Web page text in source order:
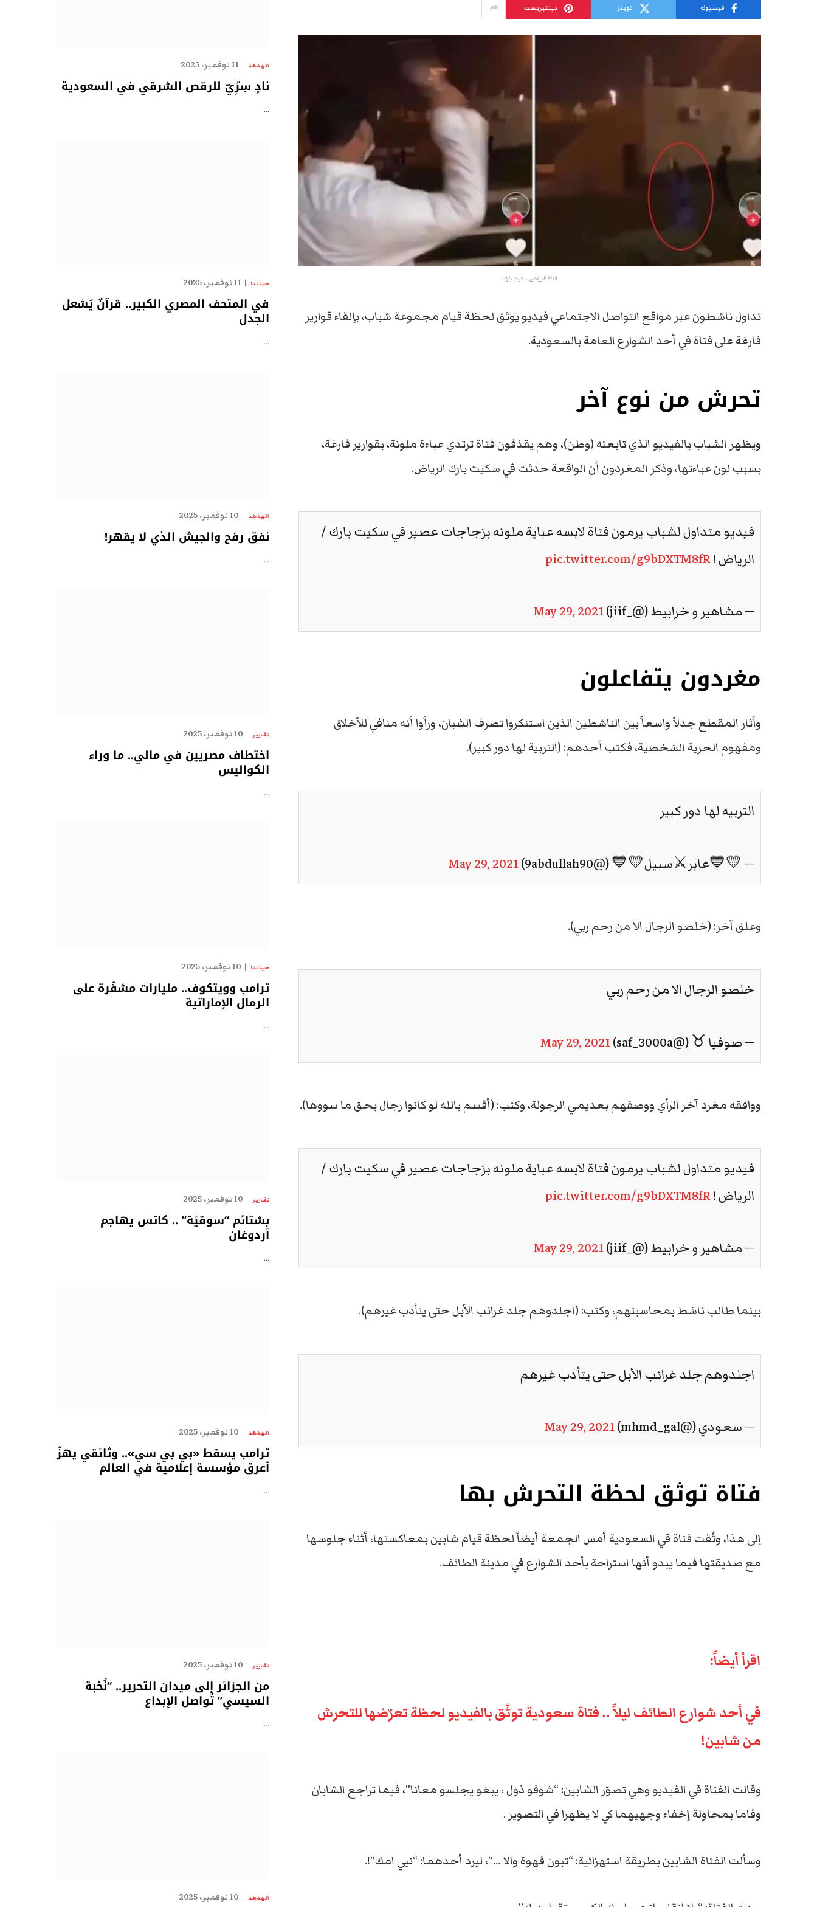
فيسبوك تويتر بينتيريست
فتاة الرياض سكيت بارك
تداول ناشطون عبر مواقع التواصل الاجتماعي فيديو يوثق لحظة قيام مجموعة شباب، بإلقاء قوارير
فارغة على فتاة في أحد الشوارع العامة بالسعودية.
تحرش من نوع آخر
ويظهر الشباب بالفيديو الذي تابعته (وطن)، وهم يقذفون فتاة ترتدي عباءة ملونة، بقوارير فارغة،
بسبب لون عباءتها، وذكر المغردون أن الواقعة حدثت في سكيت بارك الرياض.
فيديو متداول لشباب يرمون فتاة لابسه عباية ملونه بزجاجات عصير في سكيت بارك /
الرياض !pic.twitter.com/g9bDXTM8fR
— مشاهير و خرابيط (@_jiif) May 29, 2021
مغردون يتفاعلون
وأثار المقطع جدلاً واسعاً بين الناشطين الذين استنكروا تصرف الشبان، ورأوا أنه منافي للأخلاق
ومفهوم الحرية الشخصية، فكتب أحدهم: (التربية لها دور كبير).
التربيه لها دور كبير
— 💛💙عابر⚔️سبيل💛💙 (@9abdullah90) May 29, 2021
وعلق آخر: (خلصو الرجال الا من رحم ربي).
خلصو الرجال الا من رحم ربي
— صوفيا ♉︎ (@saf_3000a) May 29, 2021
ووافقه مغرد آخر الرأي ووصفهم بعديمي الرجولة، وكتب: (أقسم بالله لو كانوا رجال بحق ما سووها).
فيديو متداول لشباب يرمون فتاة لابسه عباية ملونه بزجاجات عصير في سكيت بارك /
الرياض !pic.twitter.com/g9bDXTM8fR
— مشاهير و خرابيط (@_jiif) May 29, 2021
بينما طالب ناشط بمحاسبتهم، وكتب: (اجلدوهم جلد غرائب الأبل حتى يتأدب غيرهم).
اجلدوهم جلد غرائب الأبل حتى يتأدب غيرهم
— سعودي (@mhmd_gal) May 29, 2021
فتاة توثق لحظة التحرش بها
إلى هذا، وثّقت فتاة في السعودية أمس الجمعة أيضاً لحظة قيام شابين بمعاكستها، أثناء جلوسها
مع صديقتها فيما يبدو أنها استراحة بأحد الشوارع في مدينة الطائف.
اقرأ أيضاً:
في أحد شوارع الطائف ليلاً .. فتاة سعودية توثّق بالفيديو لحظة تعرّضها للتحرش
من شابين!
وقالت الفتاة في الفيديو وهي تصوّر الشابين: “شوفو ذول ، يبغو يجلسو معانا”، فيما تراجع الشابان
وقاما بمحاولة إخفاء وجهيهما كي لا يظهرا في التصوير .
وسألت الفتاة الشابين بطريقة استهزائية: “تبون قهوة والا …”، ليرد أحدهما: “نبي امك”!.
الهدهد 11 نوفمبر، 2025
نادٍ سِرِّيّ للرقص الشرقي في السعودية
…
حياتنا 11 نوفمبر، 2025
في المتحف المصري الكبير.. قرآنٌ يُشعل
الجدل
…
الهدهد 10 نوفمبر، 2025
نفق رفح والجيش الذي لا يقهر!
…
تقارير 10 نوفمبر، 2025
اختطاف مصريين في مالي.. ما وراء
الكواليس
…
حياتنا 10 نوفمبر، 2025
ترامب وويتكوف.. مليارات مشفّرة على
الرمال الإماراتية
…
تقارير 10 نوفمبر، 2025
بشتائم “سوقيّة” .. كاتس يهاجم
أردوغان
…
الهدهد 10 نوفمبر، 2025
ترامب يسقط «بي بي سي».. وثائقي يهزّ
أعرق مؤسسة إعلامية في العالم
…
تقارير 10 نوفمبر، 2025
من الجزائر إلى ميدان التحرير.. “نُخبة
السيسي” تُواصل الإبداع
…
الهدهد 10 نوفمبر، 2025